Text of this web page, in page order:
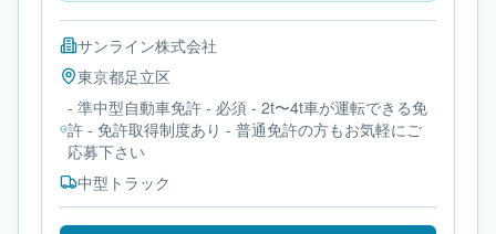
サンライン株式会社
東京都足立区
- 準中型自動車免許 - 必須 - 2t〜4t車が運転できる免
許 - 免許取得制度あり - 普通免許の方もお気軽にご
応募下さい
中型トラック